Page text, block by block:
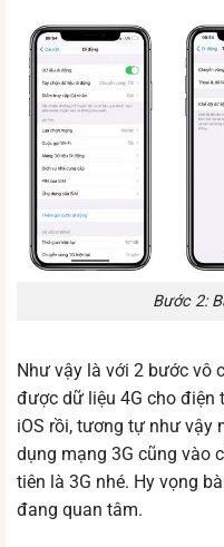
Bước 2:
Như vậy là với 2 bước vô
được dữ liệu 4G cho điện
iOS rồi, tương tự như vậy
dụng mạng 3G cũng vào
tiên là 3G nhé. Hy vọng
đang quan tâm.